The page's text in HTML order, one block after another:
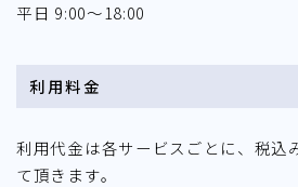
平日 9:00～18:00
利用料金
利用代金は各サービスごとに、税込
て頂きます。